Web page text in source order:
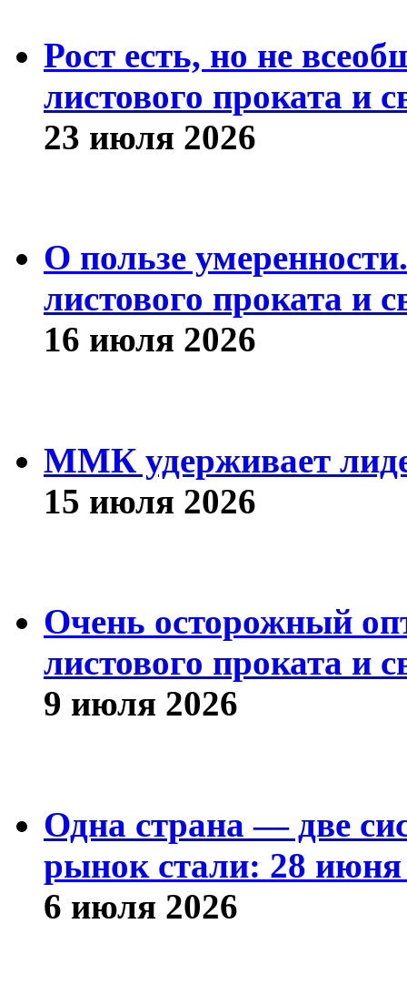
Рост есть, но не
листового проката и
23 июля 2026
О пользе
листового проката и
16 июля 2026
ММК удерживает
15 июля 2026
Очень осторожный
листового проката и
9 июля 2026
Одна страна — две
рынок стали: 28
6 июля 2026